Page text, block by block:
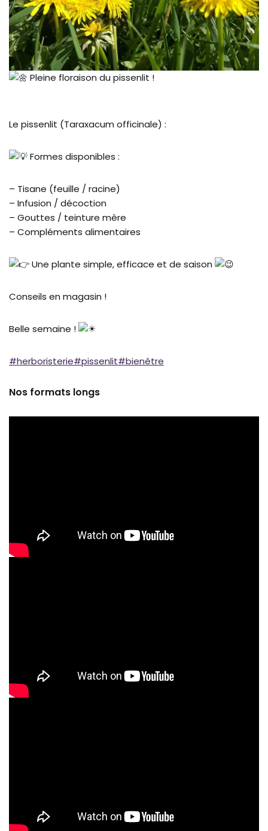
Pleine floraison du pissenlit !
Le pissenlit (Taraxacum officinale) :
Formes disponibles :
– Tisane (feuille / racine)
– Infusion / décoction
– Gouttes / teinture mère
– Compléments alimentaires
Une plante simple, efficace et de saison
Conseils en magasin !
Belle semaine !
#herboristerie#pissenlit#bienêtre
Nos formats longs